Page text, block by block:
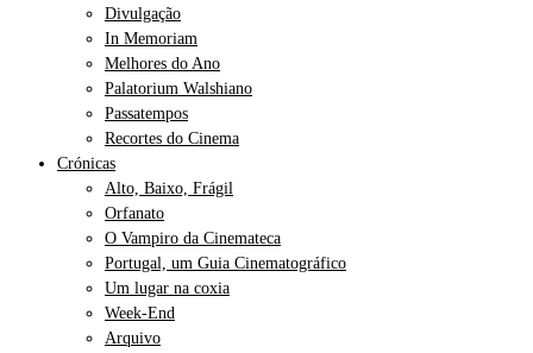
Divulgação
In Memoriam
Melhores do Ano
Palatorium Walshiano
Passatempos
Recortes do Cinema
Crónicas
Alto, Baixo, Frágil
Orfanato
O Vampiro da Cinemateca
Portugal, um Guia Cinematográfico
Um lugar na coxia
Week-End
Arquivo